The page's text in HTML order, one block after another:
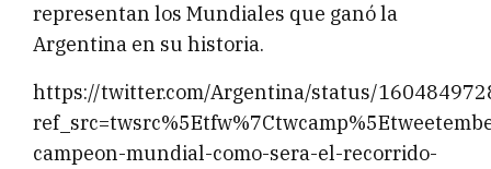
representan los Mundiales que ganó la
Argentina en su historia.
https://twitter.com/Argentina/status/
campeon-mundial-como-sera-el-recorrido-